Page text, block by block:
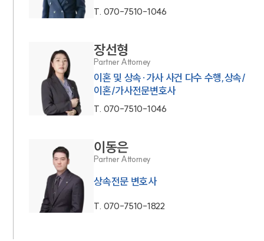
T. 070-7510-1046
장선형
Partner Attorney
이혼 및 상속·가사 사건 다수 수행,상속/
이혼/가사전문변호사
T. 070-7510-1046
이동은
Partner Attorney
상속전문 변호사
T. 070-7510-1822